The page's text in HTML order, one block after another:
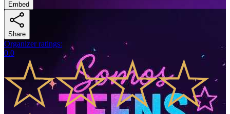
Embed
Share
Organizer ratings:
0.0